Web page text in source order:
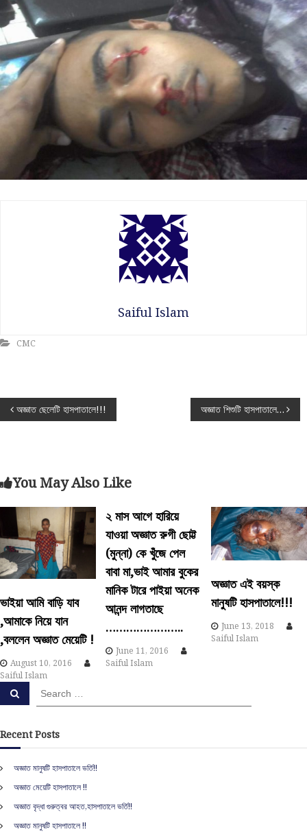
Saiful Islam
CMC
P
s
t
n
a
v
i
g
a
i
o
n
অজ্ঞাত ছেলেটি হাসপাতালে!!! অজ্ঞাত শিশুটি হাসপাতালে…
You May Also Like
ভাইয়া আমি বাড়ি যাব
,আমাকে নিয়ে যান
,বললেন অজ্ঞাত মেয়েটি !
August 10, 2016
Saiful Islam
২ মাস আগে হারিয়ে
যাওয়া অজ্ঞাত রুগী ছোট্ট
(মুন্না) কে খুঁজে পেল
বাবা মা,ভাই আমার বুকের
মানিক টারে পাইয়া অনেক
আনন্দ লাগতাছে
…………………..
June 11, 2016
Saiful Islam
অজ্ঞাত এই বয়স্ক
মানুষটি হাসপাতালে!!!
June 13, 2018
Saiful Islam
r
c
f
o
r
S
e
h
Recent Posts
অজ্ঞাত মানুষটি হাসপাতালে ভর্তি!!
অজ্ঞাত মেয়েটি হাসপাতালে !!
অজ্ঞাত বৃদ্ধা গুরুত্বর আহত,হাসপাতালে ভর্তি!!
অজ্ঞাত মানুষটি হাসপাতালে !!